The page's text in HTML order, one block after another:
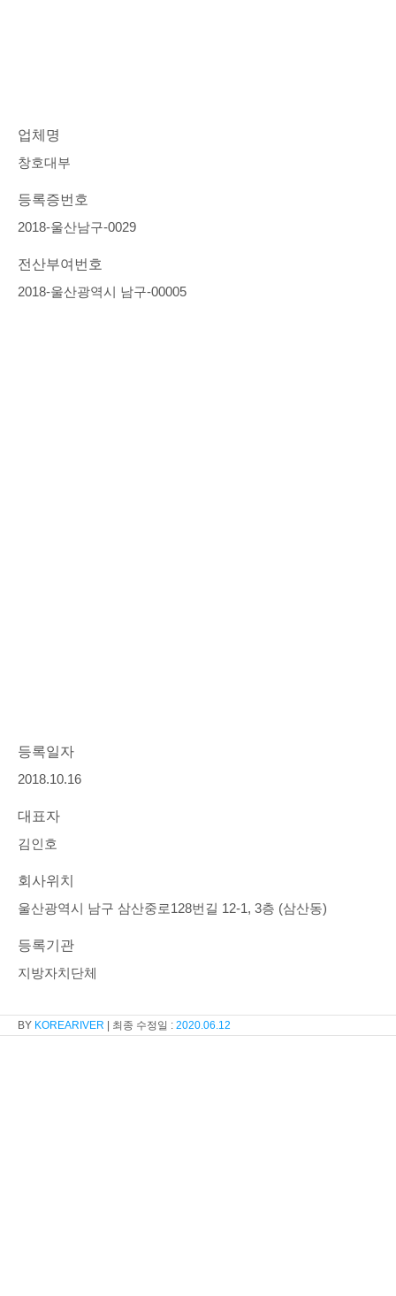
업체명
창호대부
등록증번호
2018-울산남구-0029
전산부여번호
2018-울산광역시 남구-00005
등록일자
2018.10.16
대표자
김인호
회사위치
울산광역시 남구 삼산중로128번길 12-1, 3층 (삼산동)
등록기관
지방자치단체
KOREARIVER 2020.06.12